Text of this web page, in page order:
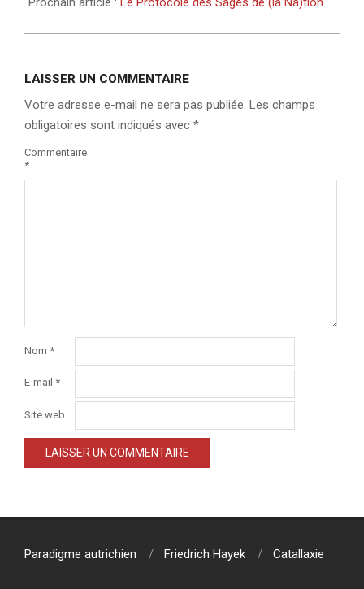
LAISSER UN COMMENTAIRE
Votre adresse e-mail ne sera pas publiée. Les champs
obligatoires sont indiqués avec *
Commentaire
*
Nom *
E-mail *
Site web
Paradigme autrichien Friedrich Hayek Catallaxie